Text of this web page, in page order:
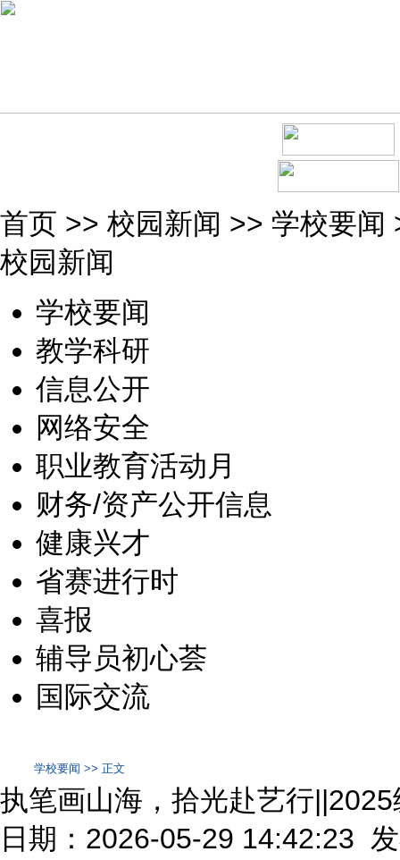
首页 >> 校园新闻 >> 学校要闻
校园新闻
学校要闻
教学科研
信息公开
网络安全
职业教育活动月
财务/资产公开信息
健康兴才
省赛进行时
喜报
辅导员初心荟
国际交流
学校要闻 >> 正文
执笔画山海，拾光赴艺行
日期：2026-05-29 14:42:23